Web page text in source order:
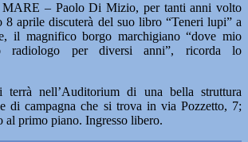
– Paolo Di Mizio, per tanti anni volto
8 aprile discuterà del suo libro “Teneri lupi” a
il magnifico borgo marchigiano “dove mio
radiologo per diversi anni”, ricorda lo
terrà nell’Auditorium di una bella struttura
di campagna che si trova in via Pozzetto, 7;
al primo piano. Ingresso libero.